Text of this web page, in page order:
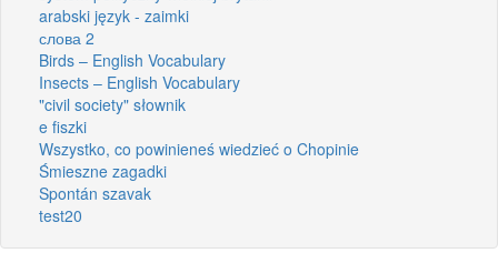
arabski język - zaimki
слова 2
Birds – English Vocabulary
Insects – English Vocabulary
"civil society" słownik
e fiszki
Wszystko, co powinieneś wiedzieć o Chopinie
Śmieszne zagadki
Spontán szavak
test20